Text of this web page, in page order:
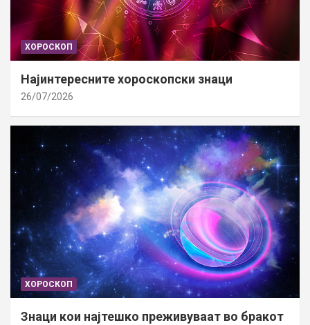
ХОРОСКОП
Најинтересните хороскопски знаци
26/07/2026
ХОРОСКОП
Знаци кои најтешко преживуваат во бракот